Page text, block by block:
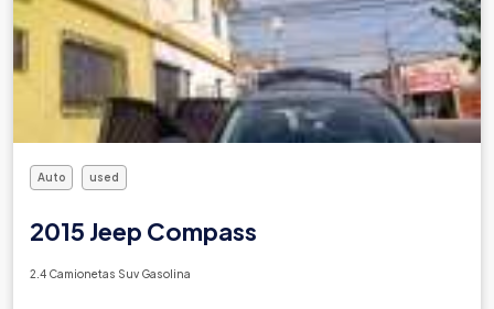
Auto used
2015 Jeep Compass
2.4 Camionetas Suv Gasolina